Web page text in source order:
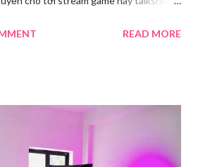
chúng tôi sẽ giới thiệu chi tiết 12 công
theo thời gian thực. Để thực hiện
ảnh, âm thanh, hiệu ứng và kết nối ổn
READ MORE